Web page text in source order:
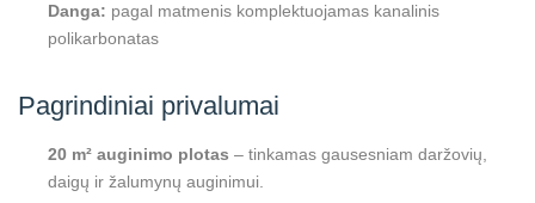
Danga: pagal matmenis komplektuojamas kanalinis
polikarbonatas
Pagrindiniai privalumai
20 m² auginimo plotas – tinkamas gausesniam daržovių,
daigų ir žalumynų auginimui.